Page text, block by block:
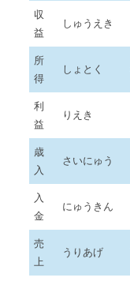
収
益
しゅうえき
所
得
しょとく
利
益
りえき
歳
入
さいにゅう
入
金
にゅうきん
売
上
うりあげ